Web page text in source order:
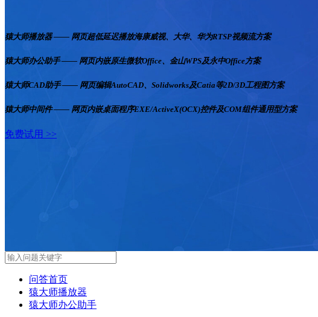
猿大师播放器 —— 网页超低延迟播放海康威视、大华、华为RTSP视频流方案
猿大师办公助手 —— 网页内嵌原生微软Office、金山WPS及永中Office方案
猿大师CAD助手 —— 网页编辑AutoCAD、Solidworks及Catia等2D/3D工程图方案
猿大师中间件 —— 网页内嵌桌面程序EXE/ActiveX(OCX)控件及COM组件通用型方案
免费试用 >>
问答首页
猿大师播放器
猿大师办公助手